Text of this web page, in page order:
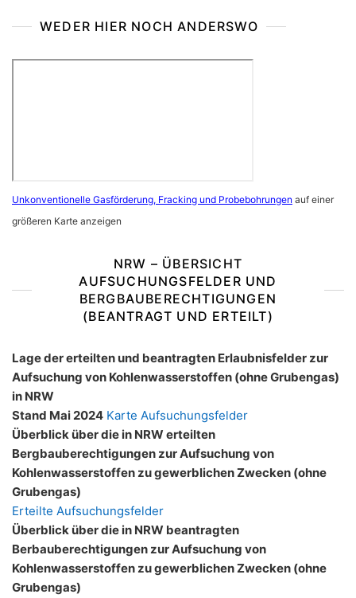
WEDER HIER NOCH ANDERSWO
Unkonventionelle Gasförderung, Fracking und Probebohrungen auf einer
größeren Karte anzeigen
NRW – ÜBERSICHT
AUFSUCHUNGSFELDER UND
BERGBAUBERECHTIGUNGEN
(BEANTRAGT UND ERTEILT)
Lage der erteilten und beantragten Erlaubnisfelder zur
Aufsuchung von Kohlenwasserstoffen (ohne Grubengas)
in NRW
Stand Mai 2024 Karte Aufsuchungsfelder
Überblick über die in NRW erteilten
Bergbauberechtigungen zur Aufsuchung von
Kohlenwasserstoffen zu gewerblichen Zwecken (ohne
Grubengas)
Erteilte Aufsuchungsfelder
Überblick über die in NRW beantragten
Berbauberechtigungen zur Aufsuchung von
Kohlenwasserstoffen zu gewerblichen Zwecken (ohne
Grubengas)